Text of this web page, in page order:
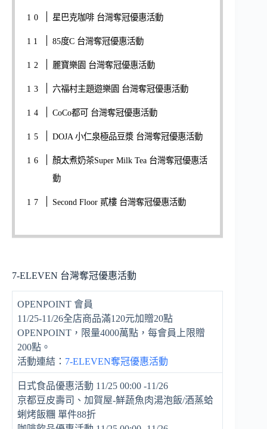
星巴克咖啡 台灣奪冠優惠活動
85度C 台灣奪冠優惠活動
麗寶樂園 台灣奪冠優惠活動
六福村主題遊樂園 台灣奪冠優惠活動
CoCo都可 台灣奪冠優惠活動
DOJA 小仁泉極品豆漿 台灣奪冠優惠活動
顏太煮奶茶Super Milk Tea 台灣奪冠優惠活
動
Second Floor 貳樓 台灣奪冠優惠活動
7-ELEVEN 台灣奪冠優惠活動
OPENPOINT 會員
11/25-11/26全店商品滿120元加贈20點
OPENPOINT，限量4000萬點，每會員上限贈
200點。
活動連結： 7-ELEVEN奪冠優惠活動
日式食品優惠活動 11/25 00:00 -11/26
京都豆皮壽司、加賀屋-鮮蔬魚肉湯泡飯/酒蒸蛤
蜊烤飯糰 單件88折